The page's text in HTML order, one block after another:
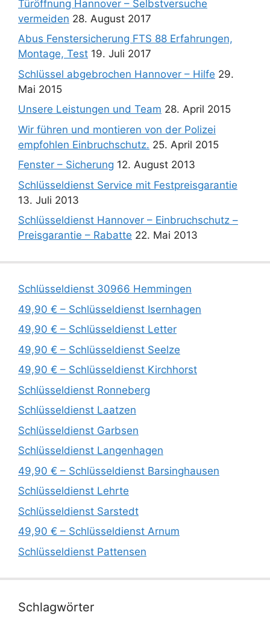
Türöffnung Hannover – Selbstversuche
vermeiden 28. August 2017
Abus Fenstersicherung FTS 88 Erfahrungen,
Montage, Test 19. Juli 2017
Schlüssel abgebrochen Hannover – Hilfe 29.
Mai 2015
Unsere Leistungen und Team 28. April 2015
Wir führen und montieren von der Polizei
empfohlen Einbruchschutz. 25. April 2015
Fenster – Sicherung 12. August 2013
Schlüsseldienst Service mit Festpreisgarantie
13. Juli 2013
Schlüsseldienst Hannover – Einbruchschutz –
Preisgarantie – Rabatte 22. Mai 2013
Schlüsseldienst 30966 Hemmingen
49,90 € – Schlüsseldienst Isernhagen
49,90 € – Schlüsseldienst Letter
49,90 € – Schlüsseldienst Seelze
49,90 € – Schlüsseldienst Kirchhorst
Schlüsseldienst Ronneberg
Schlüsseldienst Laatzen
Schlüsseldienst Garbsen
Schlüsseldienst Langenhagen
49,90 € – Schlüsseldienst Barsinghausen
Schlüsseldienst Lehrte
Schlüsseldienst Sarstedt
49,90 € – Schlüsseldienst Arnum
Schlüsseldienst Pattensen
Schlagwörter